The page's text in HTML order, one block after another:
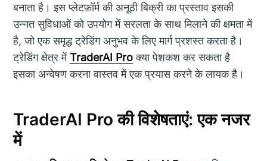
बनाता है। इस प्लेटफ़ॉर्म की अनूठी बिक्री का प्रस्ताव इसकी
उन्नत सुविधाओं को उपयोग में सरलता के साथ मिलाने की क्षमता में
है, जो एक समृद्ध ट्रेडिंग अनुभव के लिए मार्ग प्रशस्त करता है।
ट्रेडिंग क्षेत्र मेंTraderAI Proक्या पेशकश कर सकता है
इसका अन्वेषण करना वास्तव में एक प्रयास करने के लायक है।
TraderAI Pro की विशेषताएं: एक नजर
में